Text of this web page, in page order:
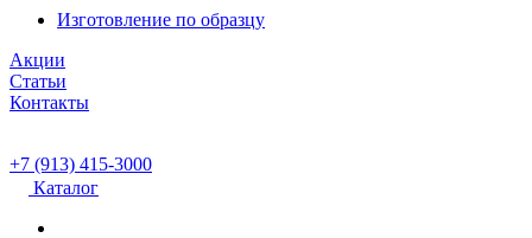
Изготовление по образцу
Акции
Статьи
Контакты
+7 (913) 415-3000
Каталог